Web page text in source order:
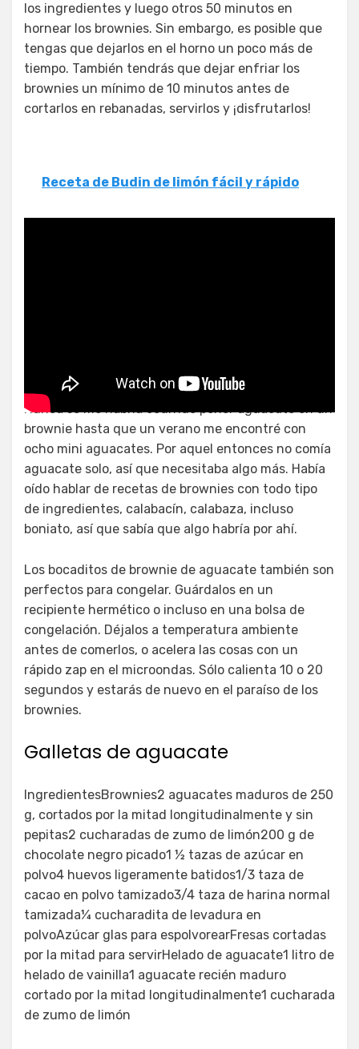
los ingredientes y luego otros 50 minutos en
hornear los brownies. Sin embargo, es posible que
tengas que dejarlos en el horno un poco más de
tiempo. También tendrás que dejar enfriar los
brownies un mínimo de 10 minutos antes de
cortarlos en rebanadas, servirlos y ¡disfrutarlos!
Receta de Budin de limón fácil y rápido
Nunca se me habría ocurrido poner aguacate en un
brownie hasta que un verano me encontré con
ocho mini aguacates. Por aquel entonces no comía
aguacate solo, así que necesitaba algo más. Había
oído hablar de recetas de brownies con todo tipo
de ingredientes, calabacín, calabaza, incluso
boniato, así que sabía que algo habría por ahí.
Los bocaditos de brownie de aguacate también son
perfectos para congelar. Guárdalos en un
recipiente hermético o incluso en una bolsa de
congelación. Déjalos a temperatura ambiente
antes de comerlos, o acelera las cosas con un
rápido zap en el microondas. Sólo calienta 10 o 20
segundos y estarás de nuevo en el paraíso de los
brownies.
Galletas de aguacate
IngredientesBrownies2 aguacates maduros de 250
g, cortados por la mitad longitudinalmente y sin
pepitas2 cucharadas de zumo de limón200 g de
chocolate negro picado1 ½ tazas de azúcar en
polvo4 huevos ligeramente batidos1/3 taza de
cacao en polvo tamizado3/4 taza de harina normal
tamizada¼ cucharadita de levadura en
polvoAzúcar glas para espolvorearFresas cortadas
por la mitad para servirHelado de aguacate1 litro de
helado de vainilla1 aguacate recién maduro
cortado por la mitad longitudinalmente1 cucharada
de zumo de limón